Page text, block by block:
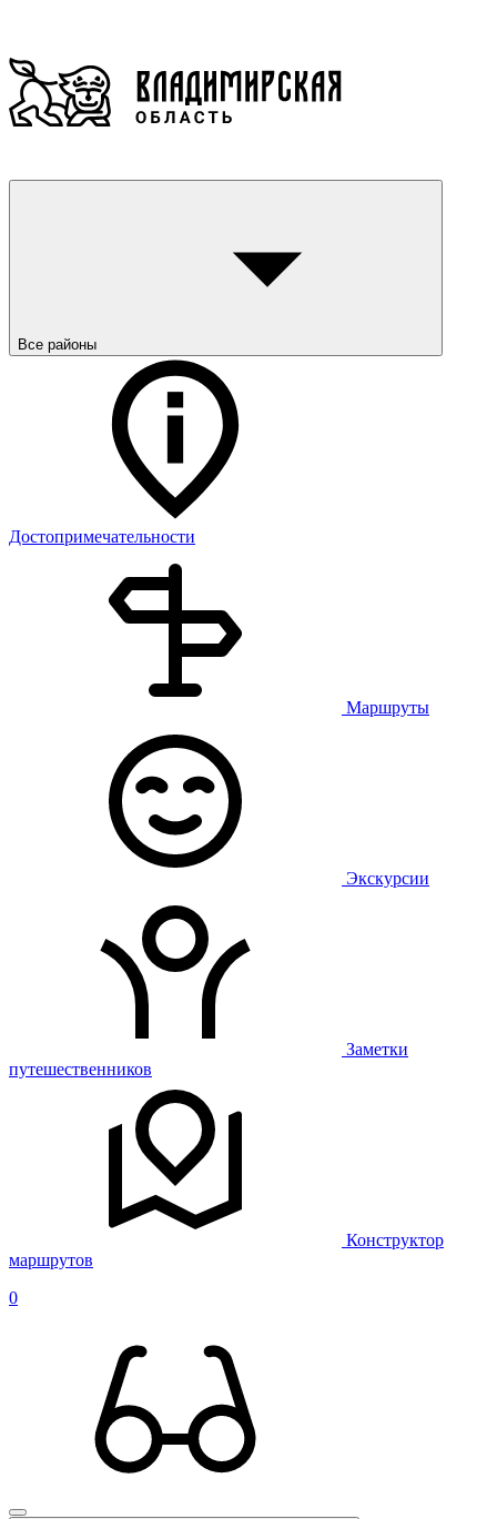
Все районы
Достопримечательности
Маршруты
Экскурсии
Заметки
путешественников
Конструктор
маршрутов
0